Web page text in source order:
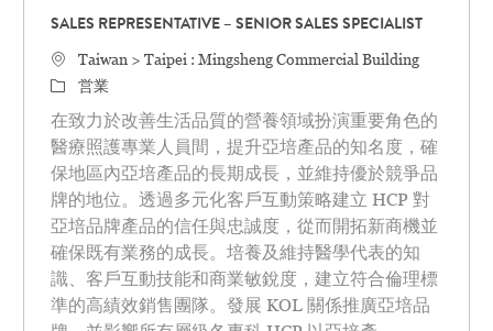
SALES REPRESENTATIVE – SENIOR SALES SPECIALIST
場所Taiwan > Taipei : Mingsheng Commercial Building
カテゴリ
営業
在致力於改善生活品質的營養領域扮演重要角色的
醫療照護專業人員間，提升亞培產品的知名度，確
保地區內亞培產品的長期成長，並維持優於競爭品
牌的地位。透過多元化客戶互動策略建立 HCP 對
亞培品牌產品的信任與忠誠度，從而開拓新商機並
確保既有業務的成長。培養及維持醫學代表的知
識、客戶互動技能和商業敏銳度，建立符合倫理標
準的高績效銷售團隊。發展 KOL 關係推廣亞培品